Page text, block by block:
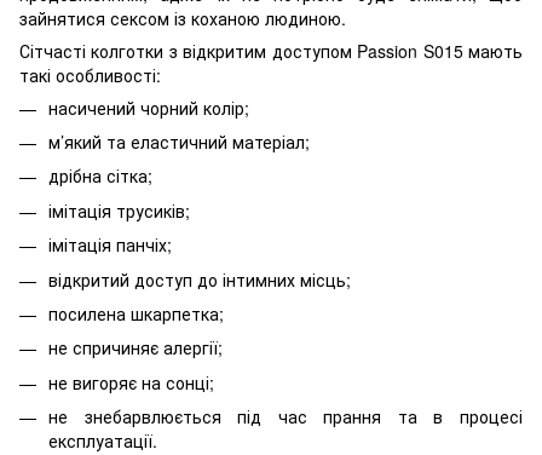
зайнятися сексом із коханою людиною.
Сітчасті колготки з відкритим доступом Passion S015 мають
такі особливості:
насичений чорний колір;
м’який та еластичний матеріал;
дрібна сітка;
імітація трусиків;
імітація панчіх;
відкритий доступ до інтимних місць;
посилена шкарпетка;
не спричиняє алергії;
не вигоряє на сонці;
не знебарвлюється під час прання та в процесі
експлуатації.